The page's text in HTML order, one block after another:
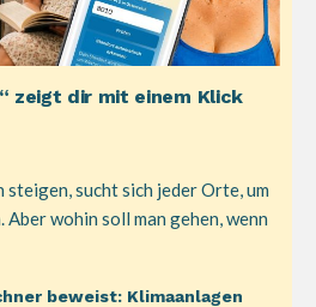
zeigt dir mit einem Klick
steigen, sucht sich jeder Orte, um
wohin soll man gehen, wenn
beweist: Klimaanlagen